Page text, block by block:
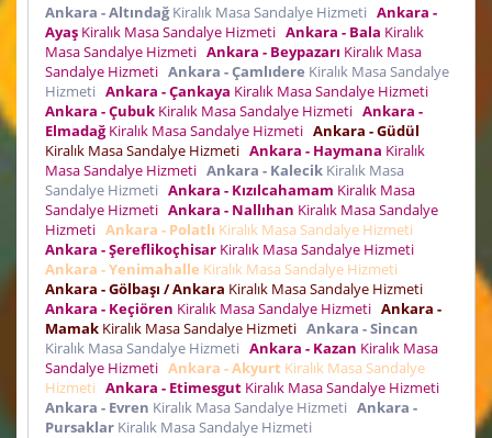
Ankara - AltındağKiralık Masa Sandalye Hizmeti Ankara -
Ayaş Kiralık Masa Sandalye Hizmeti Ankara - Bala Kiralık
Masa Sandalye Hizmeti Ankara - Beypazarı Kiralık Masa
Sandalye Hizmeti Ankara - Çamlıdere Kiralık Masa Sandalye
Hizmeti Ankara - Çankaya Kiralık Masa Sandalye Hizmeti
Ankara - Çubuk Kiralık Masa Sandalye Hizmeti Ankara -
ElmadağKiralık Masa Sandalye Hizmeti Ankara - Güdül
Kiralık Masa Sandalye Hizmeti Ankara - Haymana Kiralık
Masa Sandalye Hizmeti Ankara - Kalecik Kiralık Masa
Sandalye Hizmeti Ankara - Kızılcahamam Kiralık Masa
Sandalye Hizmeti Ankara - Nallıhan Kiralık Masa Sandalye
Hizmeti Ankara - Polatlı Kiralık Masa Sandalye Hizmeti
Ankara - Şereflikoçhisar Kiralık Masa Sandalye Hizmeti
Ankara - Yenimahalle Kiralık Masa Sandalye Hizmeti
Ankara - Gölbaşı / Ankara Kiralık Masa Sandalye Hizmeti
Ankara - Keçiören Kiralık Masa Sandalye Hizmeti Ankara -
Mamak Kiralık Masa Sandalye Hizmeti Ankara - Sincan
Kiralık Masa Sandalye Hizmeti Ankara - Kazan Kiralık Masa
Sandalye Hizmeti Ankara - Akyurt Kiralık Masa Sandalye
Hizmeti Ankara - Etimesgut Kiralık Masa Sandalye Hizmeti
Ankara - Evren Kiralık Masa Sandalye Hizmeti Ankara -
Pursaklar Kiralık Masa Sandalye Hizmeti